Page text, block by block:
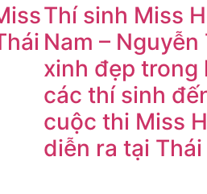
Thí sinh Miss
Nam –
xinh đẹp trong
các thí sinh
cuộc thi Miss
diễn ra tại Thái